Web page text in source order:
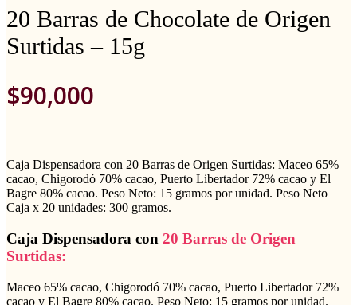
20 Barras de Chocolate de Origen
Surtidas – 15g
$90,000
Caja Dispensadora con 20 Barras de Origen Surtidas: Maceo 65%
cacao, Chigorodó 70% cacao, Puerto Libertador 72% cacao y El
Bagre 80% cacao. Peso Neto: 15 gramos por unidad. Peso Neto
Caja x 20 unidades: 300 gramos.
Caja Dispensadora con 20 Barras de Origen
Surtidas:
Maceo 65% cacao, Chigorodó 70% cacao, Puerto Libertador 72%
cacao y El Bagre 80% cacao. Peso Neto: 15 gramos por unidad.